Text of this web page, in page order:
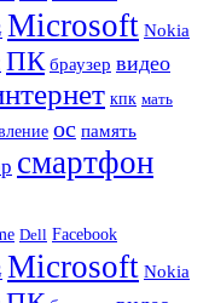
Microsoft Nokia
ПК браузер видео
кпк мать
ос память
смартфон
Dell Facebook
Microsoft Nokia